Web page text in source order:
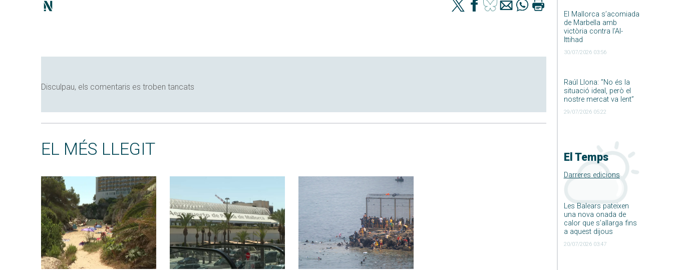
El Mallorca s’acomiada
de Marbella amb
victòria contra l’Al-
Ittihad
30/07/2026 03:56
Raúl Llona: ”No és la
situació ideal, però el
nostre mercat va lent”
29/07/2026 05:22
El Temps
Darreres edicions
Les Balears pateixen
una nova onada de
calor que s’allarga fins
a aquest dijous
20/07/2026 03:47
Disculpau, els comentaris es troben tancats
EL MÉS LLEGIT